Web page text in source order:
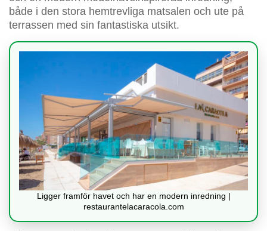
både i den stora hemtrevliga matsalen och ute på
terrassen med sin fantastiska utsikt.
Ligger framför havet och har en modern inredning |
restaurantelacaracola.com